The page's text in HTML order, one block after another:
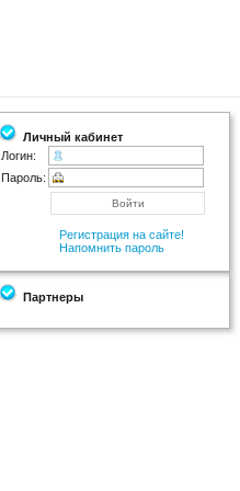
Личный кабинет
Логин:
Пароль:
Регистрация на сайте!
Напомнить пароль
Партнеры